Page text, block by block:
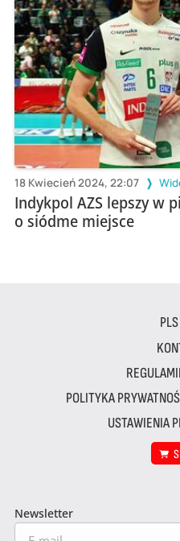
18 Kwiecień 2024, 22:07
Indykpol AZS lepszy w
o siódme miejsce
POLITYKA
USTAWIENIA
Newsletter